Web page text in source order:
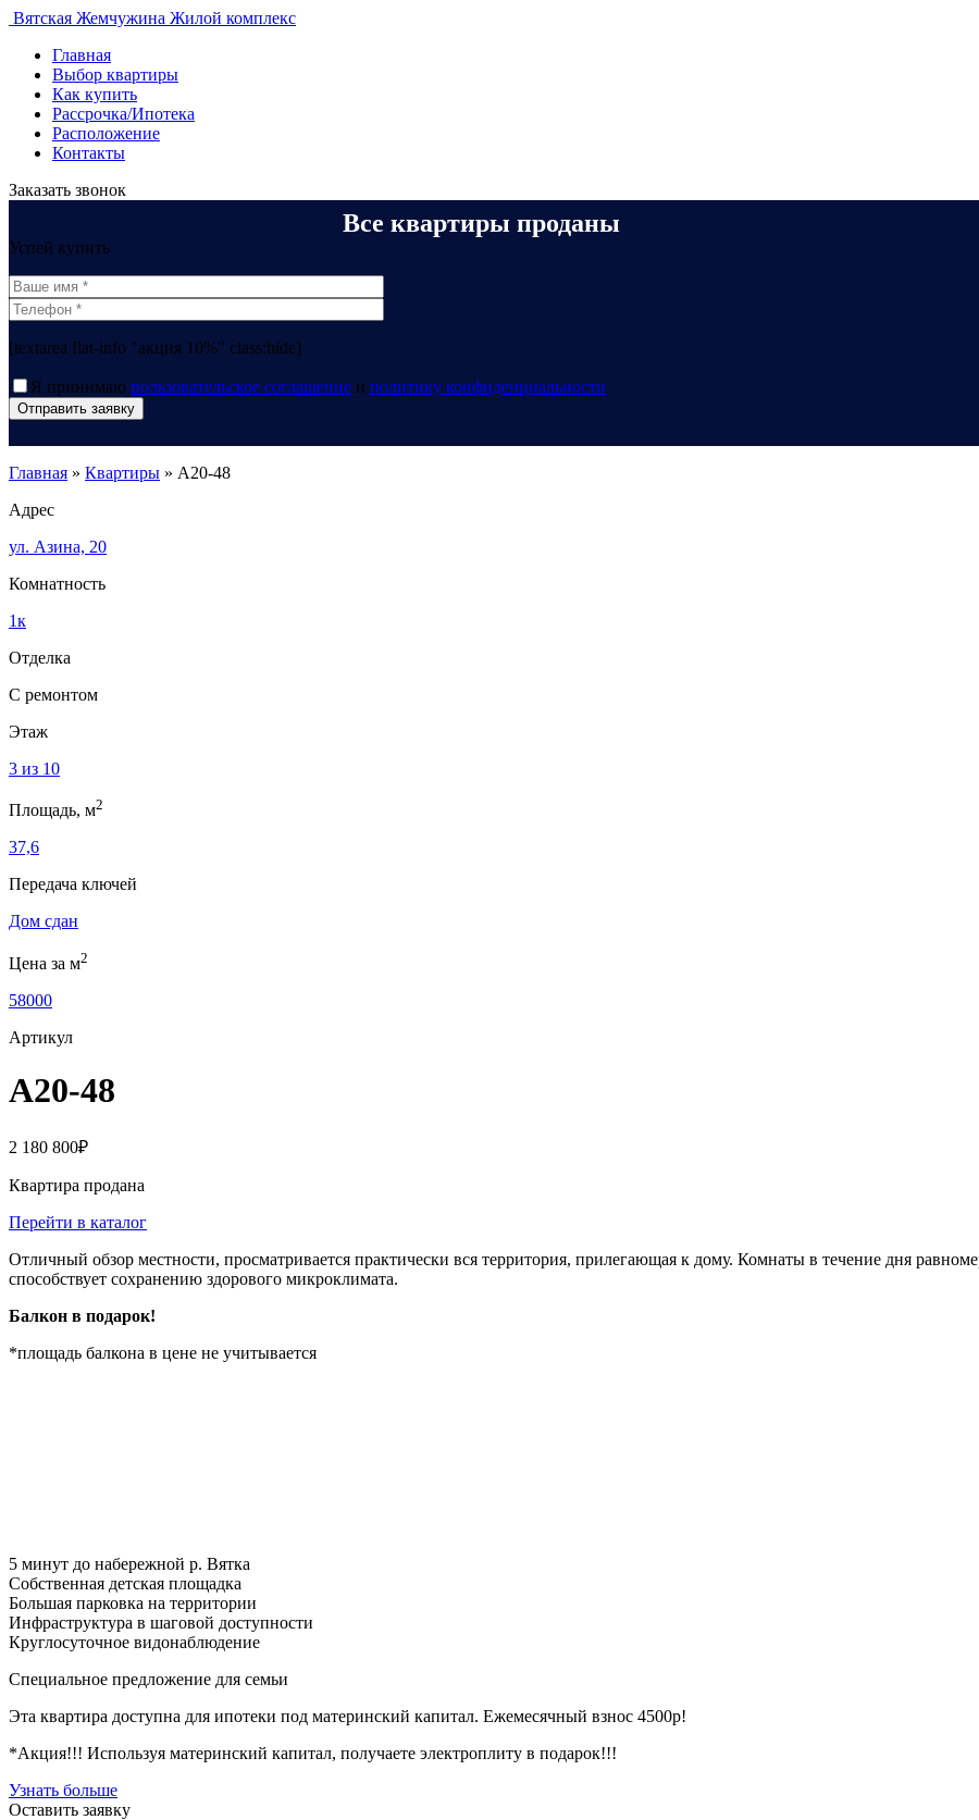
Вятская Жемчужина Жилой комплекс
Главная
Выбор квартиры
Как купить
Рассрочка/Ипотека
Расположение
Контакты
Заказать звонок
Все квартиры проданы
Успей купить
[textarea flat-info "акция 10%" class:hide]
Я принимаю пользовательское соглашение и политику конфиденциальности
Главная » Квартиры » A20-48
Адрес
ул. Азина, 20
Комнатность
1к
Отделка
С ремонтом
Этаж
3 из 10
Площадь, м2
37,6
Передача ключей
Дом сдан
Цена за м2
58000
Артикул
A20-48
2 180 800₽
Квартира продана
Перейти в каталог
Отличный обзор местности, просматривается практически вся территория, прилегающая к дому. Комнаты в течение дня
способствует сохранению здорового микроклимата.
Балкон в подарок!
*площадь балкона в цене не учитывается
5 минут до набережной р. Вятка
Собственная детская площадка
Большая парковка на территории
Инфраструктура в шаговой доступности
Круглосуточное видонаблюдение
Специальное предложение для семьи
Эта квартира доступна для ипотеки под материнский капитал. Ежемесячный взнос 4500р!
*Акция!!! Используя материнский капитал, получаете электроплиту в подарок!!!
Узнать больше
Оставить заявку